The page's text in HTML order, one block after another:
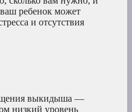
ваш ребенок может
и отсутствия
выкидыша —
низкий уровень